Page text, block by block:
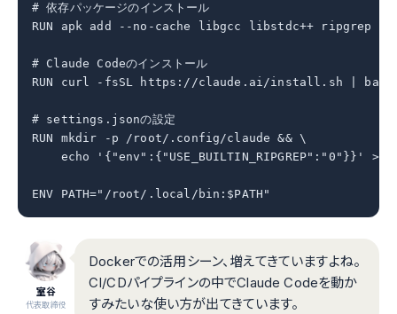
# 依存パッケージのインストール
RUN apk add --no-cache libgcc libstdc++ ripgrep
# Claude Codeのインストール
RUN curl -fsSL https://claude.ai/install.sh | bash
# settings.jsonの設定
RUN mkdir -p /root/.config/claude && \
echo '{"env":{"USE_BUILTIN_RIPGREP":"0"}}' >
ENV PATH="/root/.local/bin:$PATH"
室谷
代表取締役
Dockerでの活用シーン、増えてきていますよね。
CI/CDパイプラインの中でClaude Codeを動か
すみたいな使い方が出てきています。